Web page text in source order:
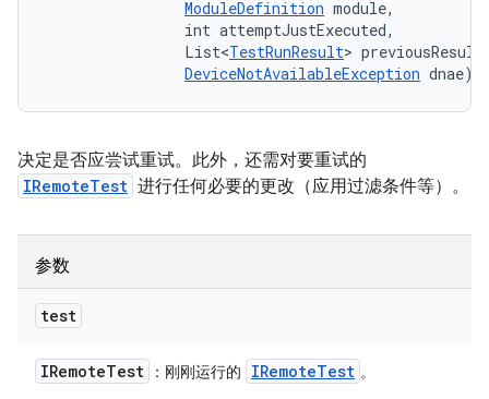
ModuleDefinition module,
                int attemptJustExecuted,
                List<
TestRunResult>
DeviceNotAvailableException dnae)
决定是否应尝试重试。此外，还需对要重试的
IRemoteTest 进行任何必要的更改（应用过滤条件等）。
参数
test
IRemoteTest ：刚刚运行的 IRemoteTest 。